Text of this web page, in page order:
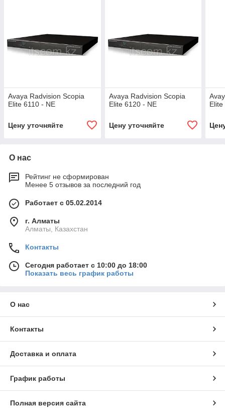
Avaya Radvision Scopia
Elite 6110 - NE
Цену уточняйте
Avaya Radvision Scopia
Elite 6120 - NE
Цену уточняйте
О нас
Рейтинг не сформирован
Менее 5 отзывов за последний год
Работает с 05.02.2014
г. Алматы
Алматы, Казахстан
Контакты
Сегодня работает с 10:00 до 18:00
Показать весь график работы
О нас
Контакты
Доставка и оплата
График работы
Полная версия сайта